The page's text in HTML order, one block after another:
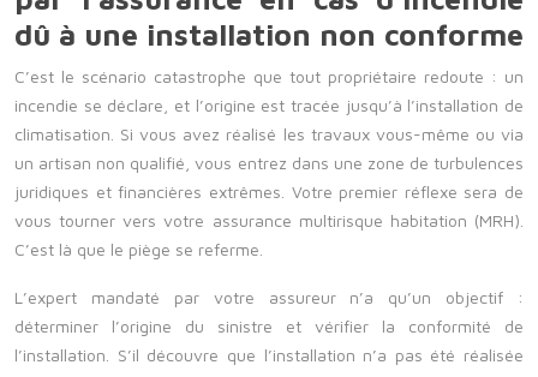
dû à une installation non conforme
C’est le scénario catastrophe que tout propriétaire redoute : un
incendie se déclare, et l’origine est tracée jusqu’à l’installation de
climatisation. Si vous avez réalisé les travaux vous-même ou via
un artisan non qualifié, vous entrez dans une zone de turbulences
juridiques et financières extrêmes. Votre premier réflexe sera de
vous tourner vers votre assurance multirisque habitation (MRH).
C’est là que le piège se referme.
L’expert mandaté par votre assureur n’a qu’un objectif :
déterminer l’origine du sinistre et vérifier la conformité de
l’installation. S’il découvre que l’installation n’a pas été réalisée